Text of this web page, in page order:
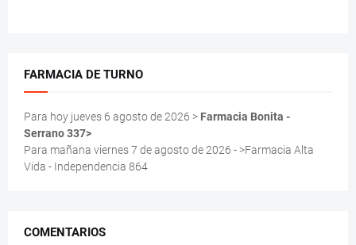
FARMACIA DE TURNO
Para hoy jueves 6 agosto de 2026 > Farmacia Bonita -
Serrano 337>
Para mañana viernes 7 de agosto de 2026 - >Farmacia Alta
Vida - Independencia 864
COMENTARIOS